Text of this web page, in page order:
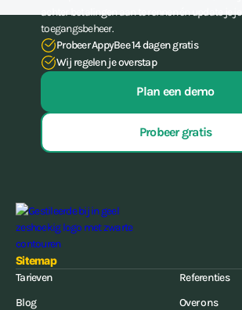
achter betalingen aan te rennen én update je je
toegangsbeheer.
Probeer AppyBee 14 dagen gratis
Wij regelen je overstap
Plan een demo
Probeer gratis
Sitemap
Tarieven
Referenties
Blog
Over ons